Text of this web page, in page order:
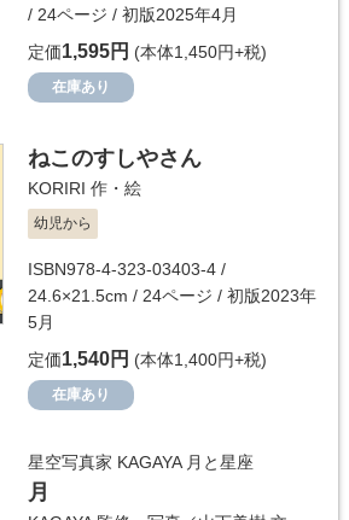
/ 24ページ / 初版2025年4月
定価1,595円 (本体1,450円+税)
在庫あり
ねこのすしやさん
KORIRI 作・絵
幼児から
ISBN978-4-323-03403-4 /
24.6×21.5cm / 24ページ / 初版2023年
5月
定価1,540円 (本体1,400円+税)
在庫あり
星空写真家 KAGAYA 月と星座
月